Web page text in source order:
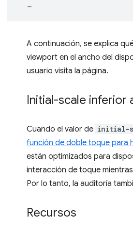
A continuación, se explica
viewport en el ancho del
usuario visita la página.
Initial-scale inferior
Cuando el valor de initial-
función de doble toque para
están optimizados para
interacción de toque
Por lo tanto, la auditoría
Recursos